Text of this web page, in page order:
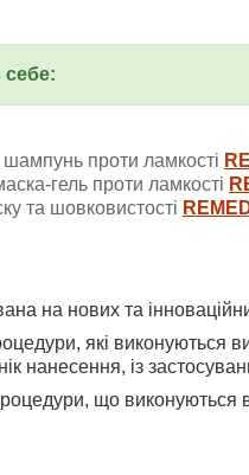
себе:
проти ламкості
гель проти ламкості
та шовковистості
на нових та
які виконуються
нанесення, із
що виконуються